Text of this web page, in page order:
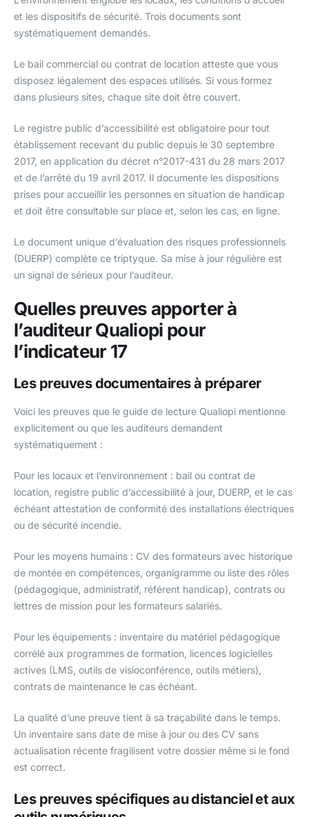
et les dispositifs de sécurité. Trois documents sont
systématiquement demandés.
Le bail commercial ou contrat de location atteste que vous
disposez légalement des espaces utilisés. Si vous formez
dans plusieurs sites, chaque site doit être couvert.
Le registre public d’accessibilité est obligatoire pour tout
établissement recevant du public depuis le 30 septembre
2017, en application du décret n°2017-431 du 28 mars 2017
et de l’arrêté du 19 avril 2017. Il documente les dispositions
prises pour accueillir les personnes en situation de handicap
et doit être consultable sur place et, selon les cas, en ligne.
Le document unique d’évaluation des risques professionnels
(DUERP) complète ce triptyque. Sa mise à jour régulière est
un signal de sérieux pour l’auditeur.
Quelles preuves apporter à
l’auditeur Qualiopi pour
l’indicateur 17
Les preuves documentaires à préparer
Voici les preuves que le guide de lecture Qualiopi mentionne
explicitement ou que les auditeurs demandent
systématiquement :
Pour les locaux et l’environnement : bail ou contrat de
location, registre public d’accessibilité à jour, DUERP, et le cas
échéant attestation de conformité des installations électriques
ou de sécurité incendie.
Pour les moyens humains : CV des formateurs avec historique
de montée en compétences, organigramme ou liste des rôles
(pédagogique, administratif, référent handicap), contrats ou
lettres de mission pour les formateurs salariés.
Pour les équipements : inventaire du matériel pédagogique
corrélé aux programmes de formation, licences logicielles
actives (LMS, outils de visioconférence, outils métiers),
contrats de maintenance le cas échéant.
La qualité d’une preuve tient à sa traçabilité dans le temps.
Un inventaire sans date de mise à jour ou des CV sans
actualisation récente fragilisent votre dossier même si le fond
est correct.
Les preuves spécifiques au distanciel et aux